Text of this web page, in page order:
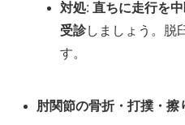
対処:直ちに走行を
受診しましょう。脱
す。
肘関節の骨折・打撲・擦